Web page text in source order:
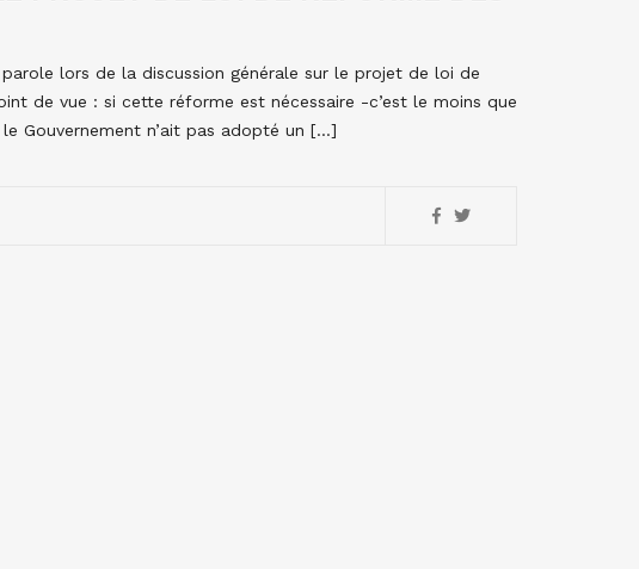
lors de la discussion générale sur le projet de loi de
de vue : si cette réforme est nécessaire -c’est le moins que
Gouvernement n’ait pas adopté un […]